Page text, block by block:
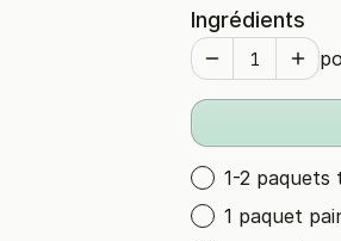
Ingrédients
1-2 paquets
1 paquet